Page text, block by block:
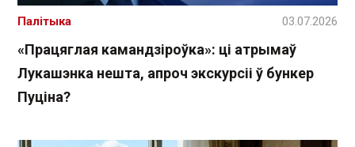
«Працяглая камандзіроўка»: ці атрымаў
Лукашэнка нешта, апроч экскурсіі ў бункер
Пуціна?
Палітыка 03.07.2026